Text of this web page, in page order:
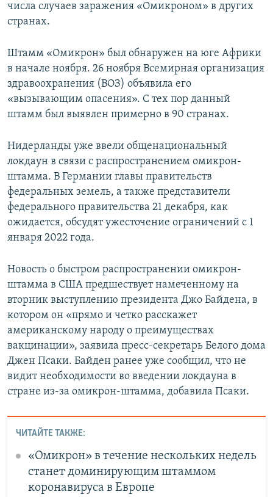
числа случаев заражения «Омикроном» в других
странах.
Штамм «Омикрон» был обнаружен на юге Африки
в начале ноября. 26 ноября Всемирная организация
здравоохранения (ВОЗ) объявила его
«вызывающим опасения». С тех пор данный
штамм был выявлен примерно в 90 странах.
Нидерланды уже ввели общенациональный
локдаун в связи с распространением омикрон-
штамма. В Германии главы правительств
федеральных земель, а также представители
федерального правительства 21 декабря, как
ожидается, обсудят ужесточение ограничений с 1
января 2022 года.
Новость о быстром распространении омикрон-
штамма в США предшествует намеченному на
вторник выступлению президента Джо Байдена, в
котором он «прямо и четко расскажет
американскому народу о преимуществах
вакцинации», заявила пресс-секретарь Белого дома
Джен Псаки. Байден ранее уже сообщил, что не
видит необходимости во введении локдауна в
стране из-за омикрон-штамма, добавила Псаки.
ЧИТАЙТЕ ТАКЖЕ:
«Омикрон» в течение нескольких недель
станет доминирующим штаммом
коронавируса в Европе